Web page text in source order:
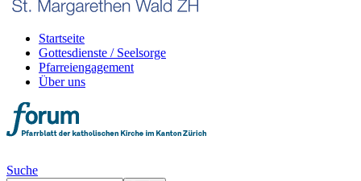
Startseite
Gottesdienste / Seelsorge
Pfarreiengagement
Über uns
Suche